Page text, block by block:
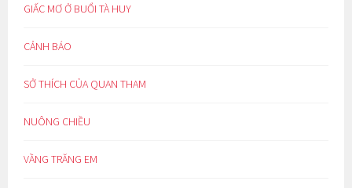
GIẤC MƠ Ở BUỔI TÀ HUY
CẢNH BÁO
SỞ THÍCH CỦA QUAN THAM
NUÔNG CHIỀU
VẦNG TRĂNG EM